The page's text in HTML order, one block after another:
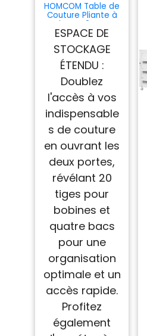
HOMCOM Table de
Couture Pliante à
roulettes 2 Portes
Magnétiques Blanc
ESPACE DE
STOCKAGE
ÉTENDU :
Doublez
l'accès à vos
indispensable
s de couture
en ouvrant les
deux portes,
révélant 20
tiges pour
bobines et
quatre bacs
pour une
organisation
optimale et un
accès rapide.
Profitez
également